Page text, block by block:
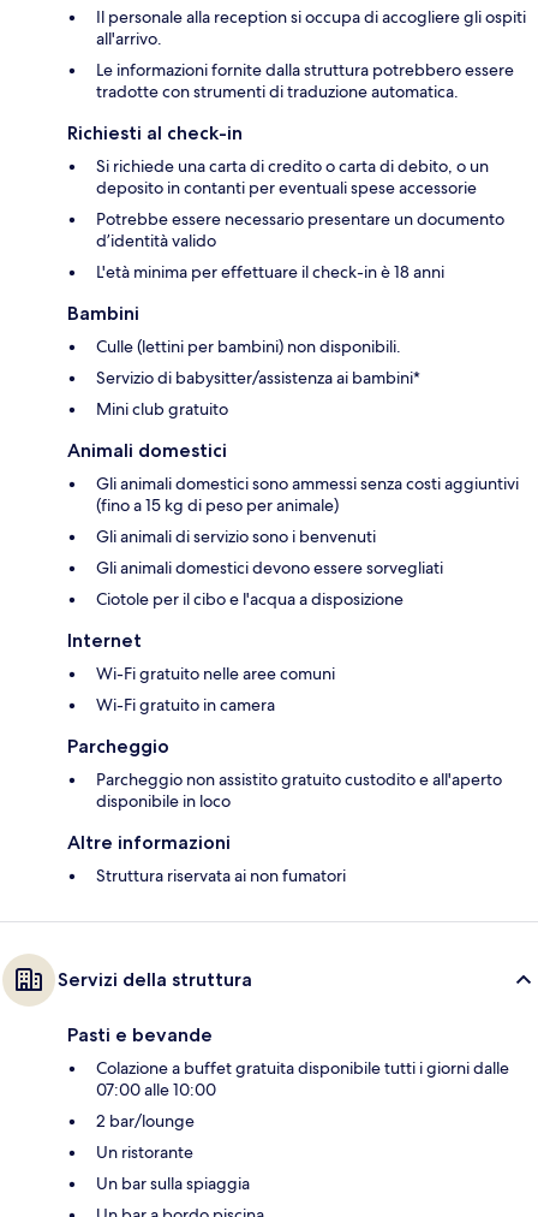
Il personale alla reception si occupa di accogliere gli ospiti
all'arrivo.
Le informazioni fornite dalla struttura potrebbero essere
tradotte con strumenti di traduzione automatica.
Richiesti al check-in
Si richiede una carta di credito o carta di debito, o un
deposito in contanti per eventuali spese accessorie
Potrebbe essere necessario presentare un documento
d’identità valido
L'età minima per effettuare il check-in è 18 anni
Bambini
Culle (lettini per bambini) non disponibili.
Servizio di babysitter/assistenza ai bambini*
Mini club gratuito
Animali domestici
Gli animali domestici sono ammessi senza costi aggiuntivi
(fino a 15 kg di peso per animale)
Gli animali di servizio sono i benvenuti
Gli animali domestici devono essere sorvegliati
Ciotole per il cibo e l'acqua a disposizione
Internet
Wi-Fi gratuito nelle aree comuni
Wi-Fi gratuito in camera
Parcheggio
Parcheggio non assistito gratuito custodito e all'aperto
disponibile in loco
Altre informazioni
Struttura riservata ai non fumatori
Servizi della struttura
Pasti e bevande
Colazione a buffet gratuita disponibile tutti i giorni dalle
07:00 alle 10:00
2 bar/lounge
Un ristorante
Un bar sulla spiaggia